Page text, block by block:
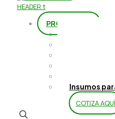
PRODUCTOS
Insumos
COTIZA AQUÍ